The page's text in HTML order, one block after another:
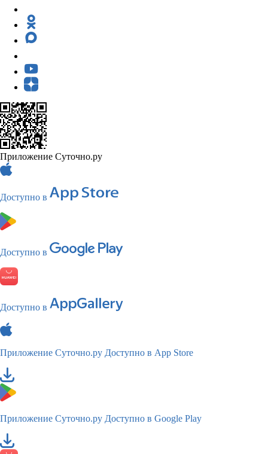
Приложение Суточно.ру
Доступно в
Доступно в
Доступно в
Приложение Суточно.ру Доступно в App Store
Приложение Суточно.ру Доступно в Google Play